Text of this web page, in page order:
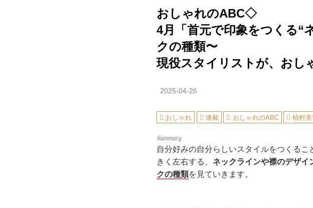
おしゃれのABC◇
4月「首元で印象をつくる“
クの種類〜
現役スタイリストが、おし
2025-04-26
おしゃれ 連載 おしゃれのABC 植村
自分好みの自分らしいスタイルをつくる
きく左右する、 ネックラインや襟のデザイ
クの種類を見ていきます。